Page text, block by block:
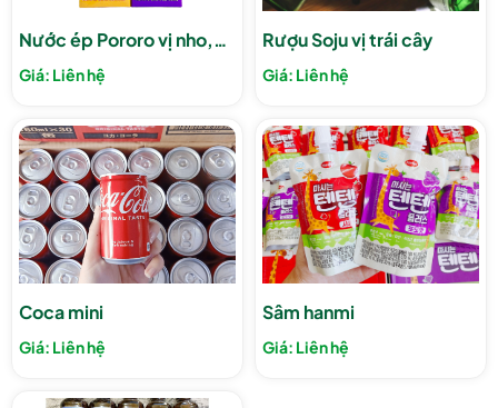
Nước ép Pororo vị nho,
cam
Giá: Liên hệ
Rượu Soju vị trái cây
Giá: Liên hệ
Coca mini
Giá: Liên hệ
Sâm hanmi
Giá: Liên hệ